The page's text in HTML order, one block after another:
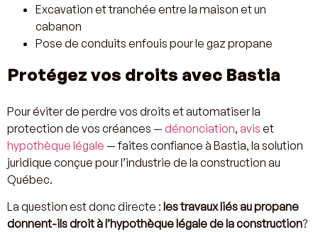
Excavation et tranchée entre la maison et un
cabanon
Pose de conduits enfouis pour le gaz propane
Protégez vos droits avec Bastia
Pour éviter de perdre vos droits et automatiser la
protection de vos créances — dénonciation, avis et
hypothèque légale — faites confiance à Bastia, la solution
juridique conçue pour l’industrie de la construction au
Québec.
La question est donc directe : les travaux liés au propane
donnent-ils droit à l’hypothèque légale de la construction?